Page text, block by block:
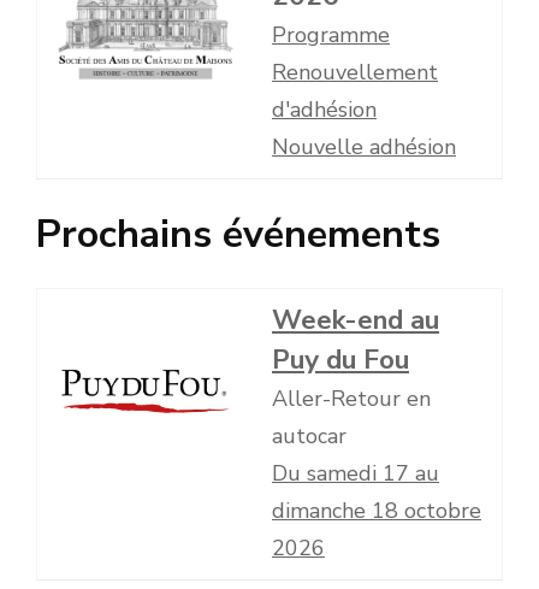
Programme
Renouvellement
d'adhésion
Nouvelle adhésion
Prochains événements
Week-end au
Puy du Fou
Aller-Retour en
autocar
Du samedi 17 au
dimanche 18 octobre
2026